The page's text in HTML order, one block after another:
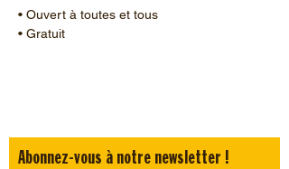
• Ouvert à toutes et tous
• Gratuit
Abonnez-vous à notre newsletter !